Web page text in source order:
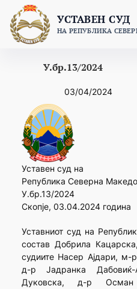
content
УСТАВЕН СУД
НА РЕПУБЛИКА
У.бр.13/2024
03/04/2024
Уставен суд на
Република Северна
У.бр.13/2024
Скопје, 03.04.2024 година
Уставниот суд на
состав Добрила
судиите Насер Ајдари, м-
д-р Јадранка Дабовиќ-
Дуковска, д-р